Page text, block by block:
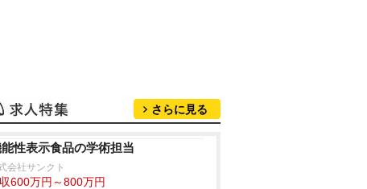
さらに見る
性表示食品の学術担当
会社サンクト
600万円～800万円